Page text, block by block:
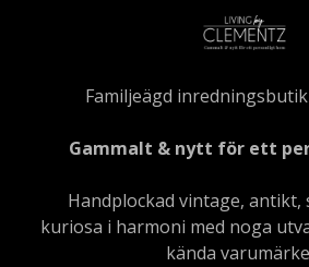
Familjeägd
Gammalt & nytt för ett
Handplockad vintage, antikt,
kuriosa i harmoni med noga
kända